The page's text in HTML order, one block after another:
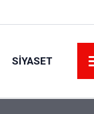
SIYASET